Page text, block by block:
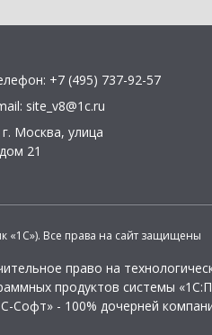
+7 (495) 737-92-57
site_v8@1c.ru
г. Москва, улица
21
«1С»). Все права на сайт защищены
право на
продуктов системы
Софт» - 100% дочерней